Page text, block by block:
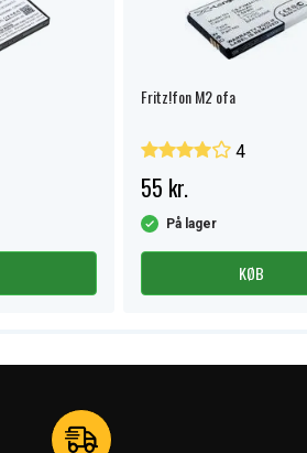
Fritz!fon M2 ofa
4
55 kr.
På lager
KØB